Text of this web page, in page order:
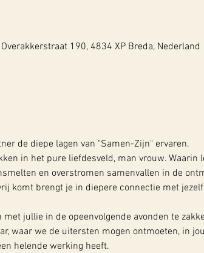
190, 4834 XP Breda, Nederland
de diepe lagen van "Samen-Zijn" ervaren.
in het pure liefdesveld, man vrouw. Waarin
en overstromen samenvallen in de
komt brengt je in diepere connectie met
jullie in de opeenvolgende avonden te
waar we de uitersten mogen ontmoeten, in
helende werking heeft.